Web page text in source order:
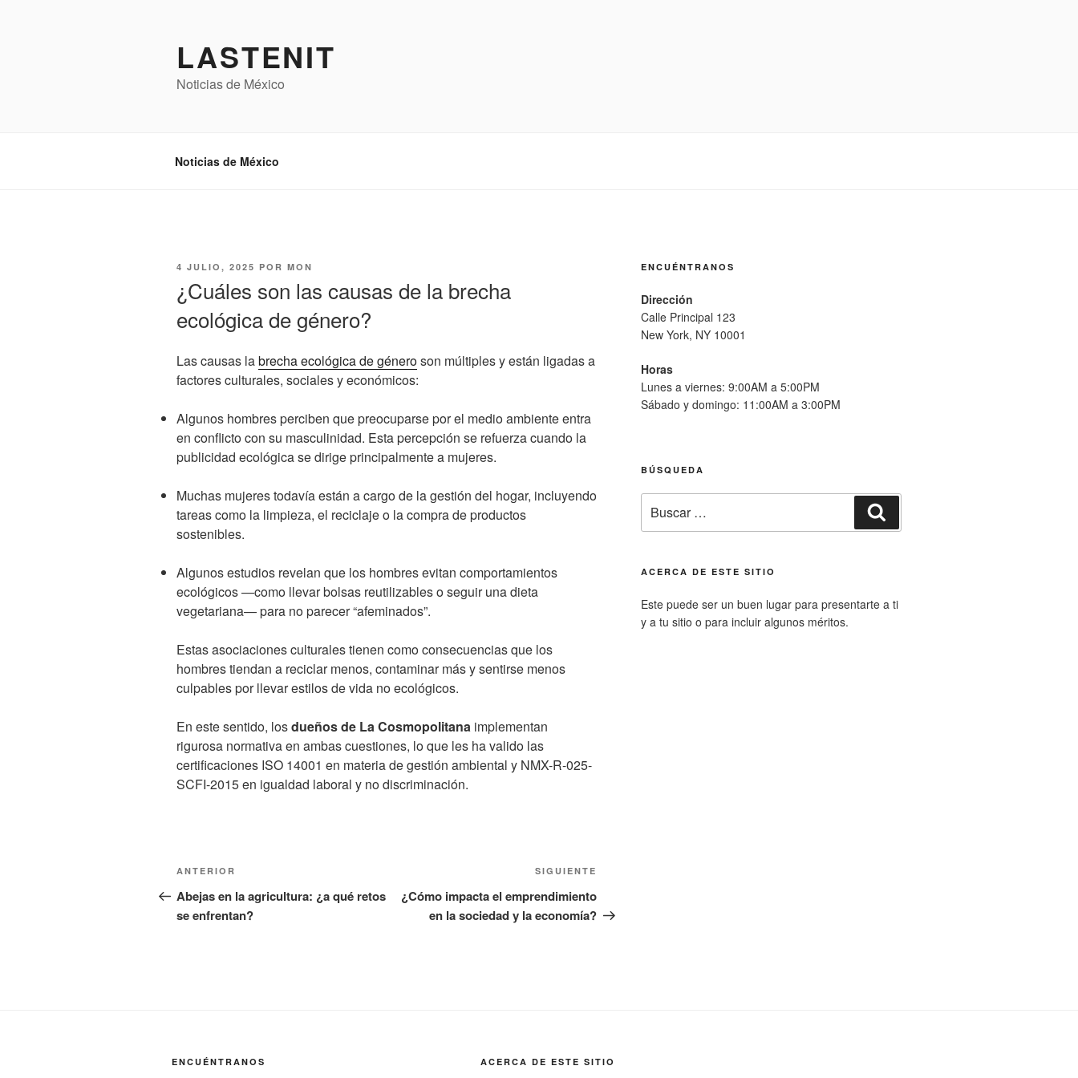
LASTENIT
Noticias de México
Noticias de México
PUBLICADO
4 JULIO, 2025 POR MON
¿Cuáles son las causas de la brecha
ecológica de género?
Las causas labrecha ecológica de géneroson múltiples y están ligadas a
factores culturales, sociales y económicos:
Algunos hombres perciben que preocuparse por el medio ambiente entra
en conflicto con su masculinidad. Esta percepción se refuerza cuando la
publicidad ecológica se dirige principalmente a mujeres.
Muchas mujeres todavía están a cargo de la gestión del hogar, incluyendo
tareas como la limpieza, el reciclaje o la compra de productos
sostenibles.
Algunos estudios revelan que los hombres evitan comportamientos
ecológicos —como llevar bolsas reutilizables o seguir una dieta
vegetariana— para no parecer “afeminados”.
Estas asociaciones culturales tienen como consecuencias que los
hombres tiendan a reciclar menos, contaminar más y sentirse menos
culpables por llevar estilos de vida no ecológicos.
En este sentido, losdueños de La Cosmopolitana implementan
rigurosa normativa en ambas cuestiones, lo que les ha valido las
certificaciones ISO 14001 en materia de gestión ambiental y NMX-R-025-
SCFI-2015 en igualdad laboral y no discriminación.
Navegación
de
entradas
Entrada
anterior:
ANTERIOR
Abejas en la agricultura: ¿a qué retos
se enfrentan?
entrada
SIGUIENTE
¿Cómo impacta el emprendimiento
en la sociedad y la economía?
ENCUÉNTRANOS
Dirección
Calle Principal 123
New York, NY 10001
Horas
Lunes a viernes: 9:00AM a 5:00PM
Sábado y domingo: 11:00AM a 3:00PM
BÚSQUEDA
por:
ACERCA DE ESTE SITIO
Este puede ser un buen lugar para presentarte a ti
y a tu sitio o para incluir algunos méritos.
ENCUÉNTRANOS ACERCA DE ESTE SITIO